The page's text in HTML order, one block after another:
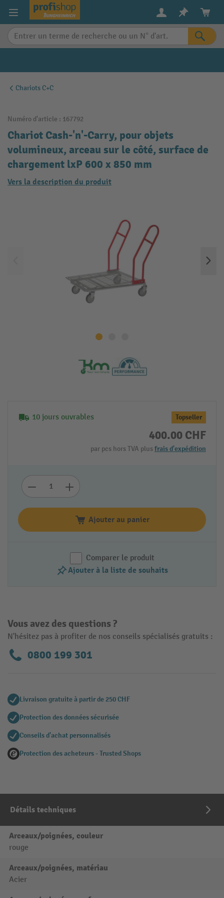
content
Chariots C+C
Numéro d'article : 167792
Chariot Cash-'n'-Carry, pour objets
volumineux, arceau sur le côté, surface de
chargement lxP 600 x 850 mm
Vers la description du produit
10 jours ouvrables Topseller
400.00 CHF
par pcs hors TVA plus frais d'expédition
Ajouter au panier
Comparer le produit
Ajouter à la liste de souhaits
Vous avez des questions ?
N'hésitez pas à profiter de nos conseils spécialisés gratuits :
0800 199 301
Livraison gratuite à partir de 250 CHF
Protection des données sécurisée
Conseils d'achat personnalisés
Protection des acheteurs - Trusted Shops
Détails techniques
Arceaux/poignées, couleur
rouge
Arceaux/poignées, matériau
Acier